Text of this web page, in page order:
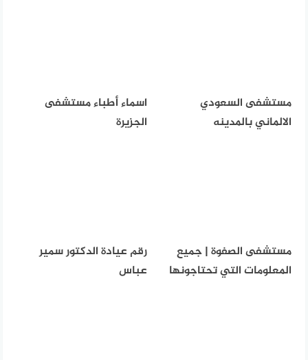
مستشفى السعودي
الالماني بالمدينه
اسماء أطباء مستشفى
الجزيرة
مستشفى الصفوة | جميع
المعلومات التي تحتاجونها
رقم عيادة الدكتور سمير
عباس